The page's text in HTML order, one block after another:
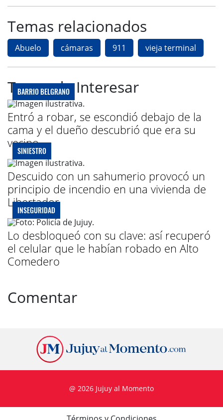
Temas relacionados
Abuelo cámaras 911 vieja terminal
Te puede Interesar
BARRIO BELGRANO
Entró a robar, se escondió debajo de la
cama y el dueño descubrió que era su
vecino
SINIESTRO
Descuido con un sahumerio provocó un
principio de incendio en una vivienda de
Libertador
INSEGURIDAD
Lo desbloqueó con su clave: así recuperó
el celular que le habían robado en Alto
Comedero
Comentar
@ 2026 Jujuy al Momento